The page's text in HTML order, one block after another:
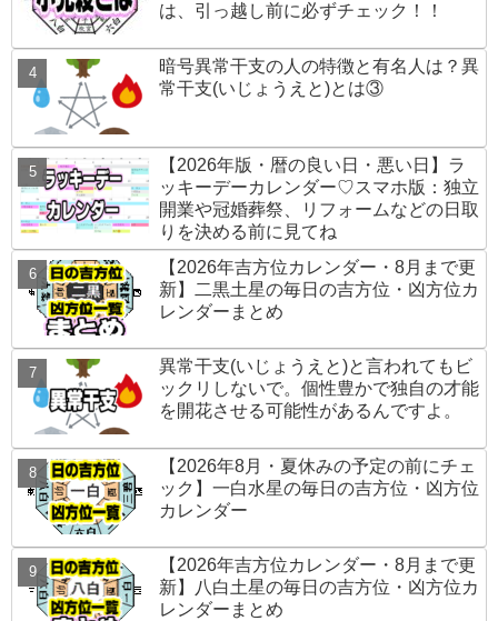
は、引っ越し前に必ずチェック！！
暗号異常干支の人の特徴と有名人は？異
常干支(いじょうえと)とは③
【2026年版・暦の良い日・悪い日】ラ
ッキーデーカレンダー♡スマホ版：独立
開業や冠婚葬祭、リフォームなどの日取
りを決める前に見てね
【2026年吉方位カレンダー・8月まで更
新】二黒土星の毎日の吉方位・凶方位カ
レンダーまとめ
異常干支(いじょうえと)と言われてもビ
ックリしないで。個性豊かで独自の才能
を開花させる可能性があるんですよ。
【2026年8月・夏休みの予定の前にチェ
ック】一白水星の毎日の吉方位・凶方位
カレンダー
【2026年吉方位カレンダー・8月まで更
新】八白土星の毎日の吉方位・凶方位カ
レンダーまとめ